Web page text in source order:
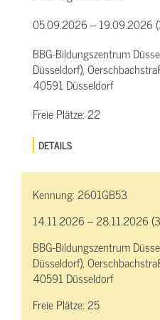
05.09.2026 – 19.09.2026
BBG-Bildungszentrum
Düsseldorf),
40591 Düsseldorf
Freie Plätze:22
DETAILS
Kennung:2601GB53
14.11.2026 – 28.11.2026
BBG-Bildungszentrum
Düsseldorf),
40591 Düsseldorf
Freie Plätze:25